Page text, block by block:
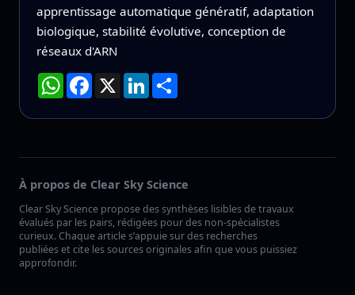
apprentissage automatique génératif, adaptation
biologique, stabilité évolutive, conception de
réseaux d'ARN
WhatsApp
Facebook
X LinkedInPartager
À propos de Clear Sky Science
Clear Sky Science propose des synthèses lisibles de travaux
évalués par les pairs, rédigées pour des non-spécialistes
curieux. Chaque article s’appuie sur des recherches
publiées et cite les sources originales afin que vous puissiez
approfondir.